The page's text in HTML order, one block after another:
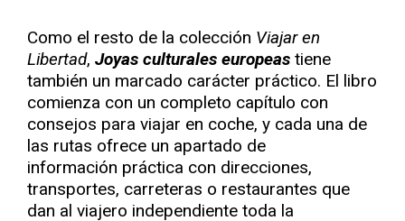
Como el resto de la colección Viajar en
Libertad, Joyas culturales europeas tiene
también un marcado carácter práctico. El libro
comienza con un completo capítulo con
consejos para viajar en coche, y cada una de
las rutas ofrece un apartado de
información práctica con direcciones,
transportes, carreteras o restaurantes que
dan al viajero independiente toda la